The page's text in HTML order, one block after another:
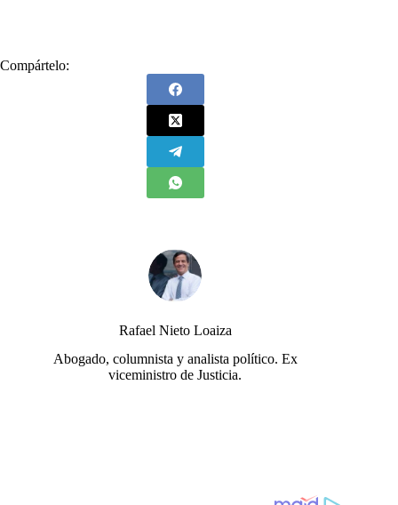
Compártelo:
Rafael Nieto Loaiza
Abogado, columnista y analista político. Ex
viceministro de Justicia.